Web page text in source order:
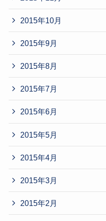
2015年10月
2015年9月
2015年8月
2015年7月
2015年6月
2015年5月
2015年4月
2015年3月
2015年2月